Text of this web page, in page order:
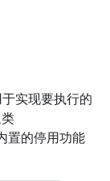
于实现要执行的
置的停用功能